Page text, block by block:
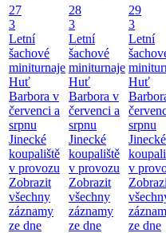
27
3
Letní
šachové
miniturnaje
Huť
Barbora v
červenci a
srpnu
Jinecké
koupaliště
v provozu
Zobrazit
všechny
záznamy
ze dne
28
3
Letní
šachové
miniturnaje
Huť
Barbora v
červenci a
srpnu
Jinecké
koupaliště
v provozu
Zobrazit
všechny
záznamy
ze dne
29
3
Letní
Huť
srpnu
Jinecké
v
ze dne